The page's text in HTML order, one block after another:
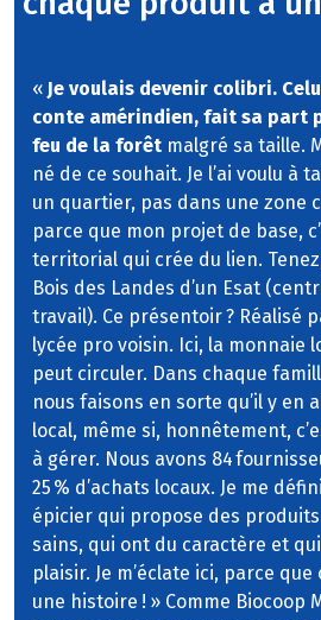
« Je voulais devenir colibri.
conte amérindien, fait sa part
feu de la forêt malgré sa taille.
né de ce souhait. Je l’ai voulu à
un quartier, pas dans une zone
parce que mon projet de base,
territorial qui crée du lien.
Bois des Landes d’un Esat
travail). Ce présentoir? Réalisé
lycée pro voisin. Ici, la monnaie
peut circuler. Dans chaque
nous faisons en sorte qu’il y en
local, même si, honnêtement,
à gérer. Nous avons 84
25 % d’achats locaux. Je me
épicier qui propose des
sains, qui ont du caractère et
plaisir. Je m’éclate ici, parce
une histoire ! » Comme Biocoop